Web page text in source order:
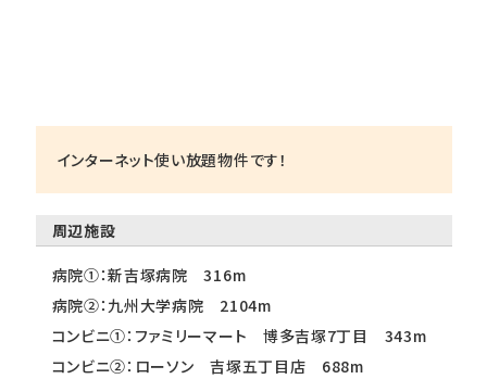
インターネット使い放題物件です！
周辺施設
病院①：新吉塚病院 316m
病院②：九州大学病院 2104m
コンビニ①：ファミリーマート 博多吉塚7丁目 343m
コンビニ②：ローソン 吉塚五丁目店 688m